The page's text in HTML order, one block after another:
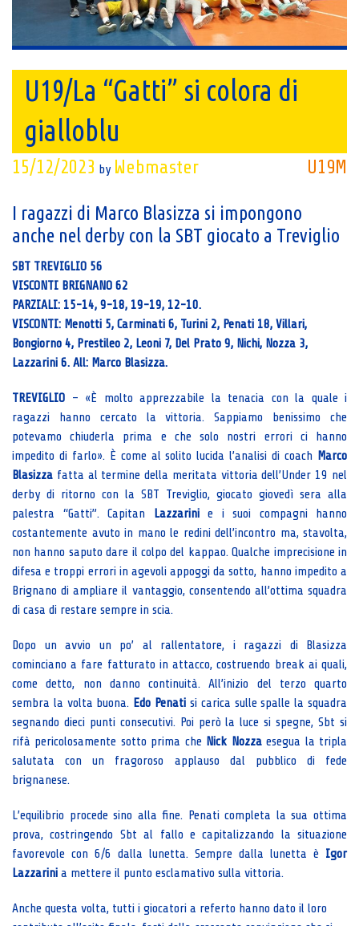
U19/La “Gatti” si colora di
gialloblu
U19M
15/12/2023 by Webmaster
I ragazzi di Marco Blasizza si impongono
anche nel derby con la SBT giocato a Treviglio
SBT TREVIGLIO 56
VISCONTI BRIGNANO 62
PARZIALI: 15-14, 9-18, 19-19, 12-10.
VISCONTI: Menotti 5, Carminati 6, Turini 2, Penati 18, Villari,
Bongiorno 4, Prestileo 2, Leoni 7, Del Prato 9, Nichi, Nozza 3,
Lazzarini 6. All: Marco Blasizza.
TREVIGLIO – «È molto apprezzabile la tenacia con la quale i
ragazzi hanno cercato la vittoria. Sappiamo benissimo che
potevamo chiuderla prima e che solo nostri errori ci hanno
impedito di farlo». È come al solito lucida l’analisi di coach Marco
Blasizza fatta al termine della meritata vittoria dell’Under 19 nel
derby di ritorno con la SBT Treviglio, giocato giovedì sera alla
palestra “Gatti”. Capitan Lazzarinie i suoi compagni hanno
costantemente avuto in mano le redini dell’incontro ma, stavolta,
non hanno saputo dare il colpo del kappao. Qualche imprecisione in
difesa e troppi errori in agevoli appoggi da sotto, hanno impedito a
Brignano di ampliare il vantaggio, consentendo all’ottima squadra
di casa di restare sempre in scia.
Dopo un avvio un po’ al rallentatore, i ragazzi di Blasizza
cominciano a fare fatturato in attacco, costruendo break ai quali,
come detto, non danno continuità. All’inizio del terzo quarto
sembra la volta buona. Edo Penati si carica sulle spalle la squadra
segnando dieci punti consecutivi. Poi però la luce si spegne, Sbt si
rifà pericolosamente sotto prima che Nick Nozzaesegua la tripla
salutata con un fragoroso applauso dal pubblico di fede
brignanese.
L’equilibrio procede sino alla fine. Penati completa la sua ottima
prova, costringendo Sbt al fallo e capitalizzando la situazione
favorevole con 6/6 dalla lunetta. Sempre dalla lunetta è Igor
Lazzarini a mettere il punto esclamativo sulla vittoria.
Anche questa volta, tutti i giocatori a referto hanno dato il loro